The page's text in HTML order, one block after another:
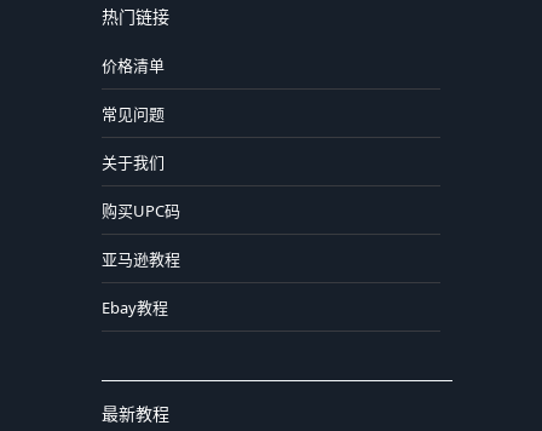
热门链接
价格清单
常见问题
关于我们
购买UPC码
亚马逊教程
Ebay教程
最新教程